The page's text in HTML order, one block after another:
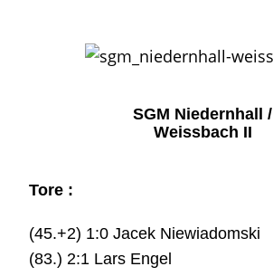
SGM Niedernhall /
Weissbach II
Tore :
(45.+2) 1:0 Jacek Niewiadomski
(83.) 2:1 Lars Engel